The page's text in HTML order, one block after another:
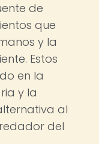
de
que
y la
Estos
en la
y la
al
del